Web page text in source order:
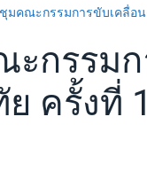
มคณะกรรมการขับเคลื่อ
กรรม
ครั้งที่